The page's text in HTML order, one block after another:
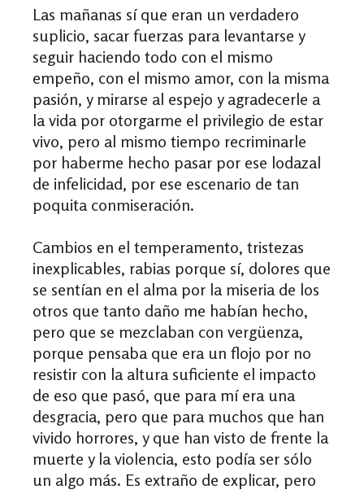
Las mañanas sí que eran un verdadero
suplicio, sacar fuerzas para levantarse y
seguir haciendo todo con el mismo
empeño, con el mismo amor, con la misma
pasión, y mirarse al espejo y agradecerle a
la vida por otorgarme el privilegio de estar
vivo, pero al mismo tiempo recriminarle
por haberme hecho pasar por ese lodazal
de infelicidad, por ese escenario de tan
poquita conmiseración.
Cambios en el temperamento, tristezas
inexplicables, rabias porque sí, dolores que
se sentían en el alma por la miseria de los
otros que tanto daño me habían hecho,
pero que se mezclaban con vergüenza,
porque pensaba que era un flojo por no
resistir con la altura suficiente el impacto
de eso que pasó, que para mí era una
desgracia, pero que para muchos que han
vivido horrores, y que han visto de frente la
muerte y la violencia, esto podía ser sólo
un algo más. Es extraño de explicar, pero